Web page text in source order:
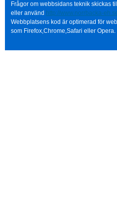
Frågor om webbsidans teknik skickas
eller använd http://www.norrbacka-
Webbplatsens kod är optimerad för
som Firefox,Chrome,Safari eller Opera.